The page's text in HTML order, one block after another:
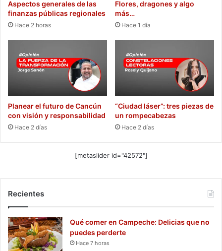
Aspectos generales de las
finanzas públicas regionales
Hace 2 horas
Flores, dragones y algo
más…
Hace 1 día
Planear el futuro de Cancún
con visión y responsabilidad
Hace 2 días
“Ciudad láser”: tres piezas de
un rompecabezas
Hace 2 días
[metaslider id="42572"]
Recientes
Qué comer en Campeche: Delicias que no
puedes perderte
Hace 7 horas